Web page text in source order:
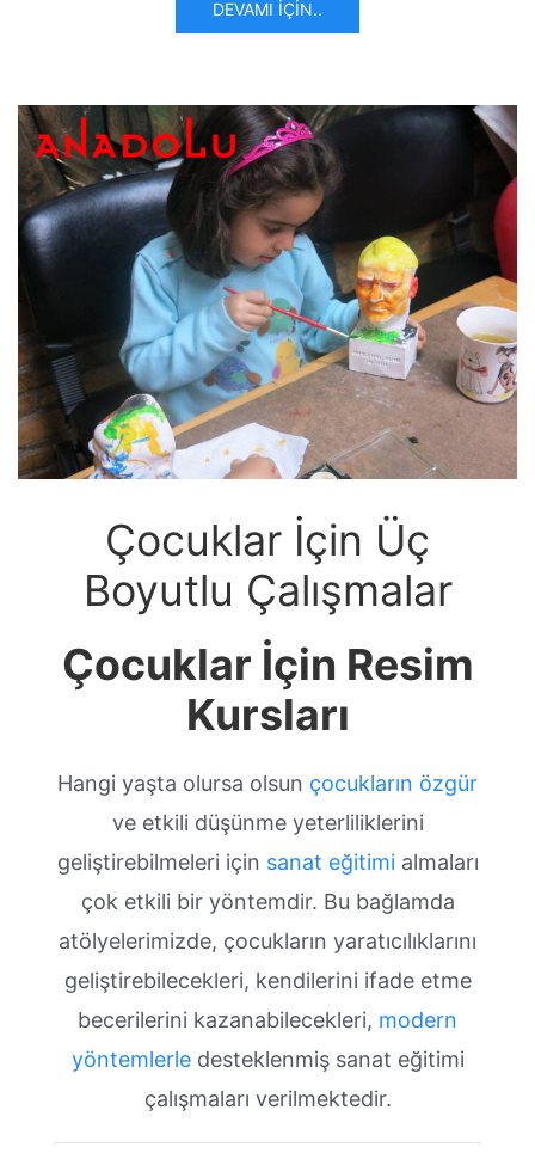
DEVAMI İÇIN..
Çocuklar İçin Üç
Boyutlu Çalışmalar
Çocuklar İçin Resim
Kursları
Hangi yaşta olursa olsun çocukların özgür
ve etkili düşünme yeterliliklerini
geliştirebilmeleri için sanat eğitimialmaları
çok etkili bir yöntemdir. Bu bağlamda
atölyelerimizde, çocukların yaratıcılıklarını
geliştirebilecekleri, kendilerini ifade etme
becerilerini kazanabilecekleri, modern
yöntemlerledesteklenmiş sanat eğitimi
çalışmaları verilmektedir.